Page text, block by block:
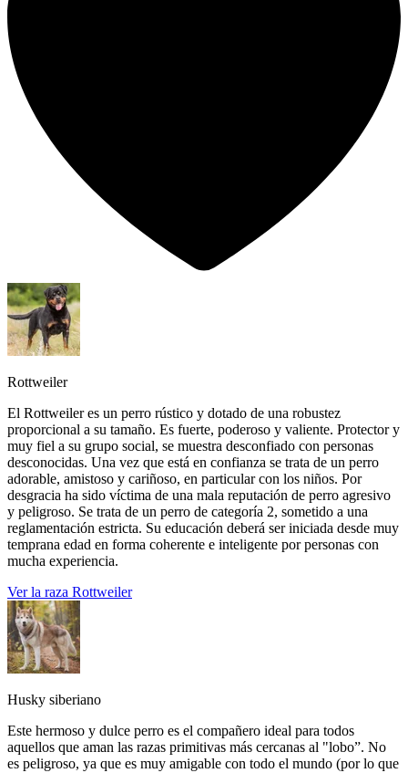
Rottweiler
El Rottweiler es un perro rústico y dotado de una robustez
proporcional a su tamaño. Es fuerte, poderoso y valiente. Protector y
muy fiel a su grupo social, se muestra desconfiado con personas
desconocidas. Una vez que está en confianza se trata de un perro
adorable, amistoso y cariñoso, en particular con los niños. Por
desgracia ha sido víctima de una mala reputación de perro agresivo
y peligroso. Se trata de un perro de categoría 2, sometido a una
reglamentación estricta. Su educación deberá ser iniciada desde muy
temprana edad en forma coherente e inteligente por personas con
mucha experiencia.
Ver la raza Rottweiler
Husky siberiano
Este hermoso y dulce perro es el compañero ideal para todos
aquellos que aman las razas primitivas más cercanas al "lobo”. No
es peligroso, ya que es muy amigable con todo el mundo (por lo que